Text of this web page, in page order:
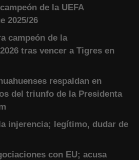
de la UEFA
2025/26
campeón de la
tras vencer a Tigres en
respaldan en
del triunfo de la Presidenta
injerencia; legítimo, dudar de
con EU; acusa